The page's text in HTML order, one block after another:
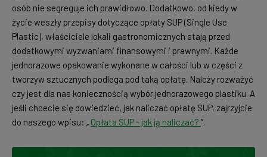
osób nie segreguje ich prawidłowo. Dodatkowo, od kiedy w
życie weszły przepisy dotyczące opłaty SUP (Single Use
Plastic), właściciele lokali gastronomicznych stają przed
dodatkowymi wyzwaniami finansowymi i prawnymi. Każde
jednorazowe opakowanie wykonane w całości lub w części z
tworzyw sztucznych podlega pod taką opłatę. Należy rozważyć
czy jest dla nas koniecznością wybór jednorazowego plastiku. A
jeśli chcecie się dowiedzieć, jak naliczać opłatę SUP, zajrzyjcie
do naszego wpisu: „ Opłata SUP - jak ją naliczać? ”.